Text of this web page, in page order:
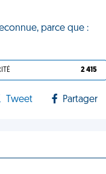
parce que :
2 415
Tweet Partager